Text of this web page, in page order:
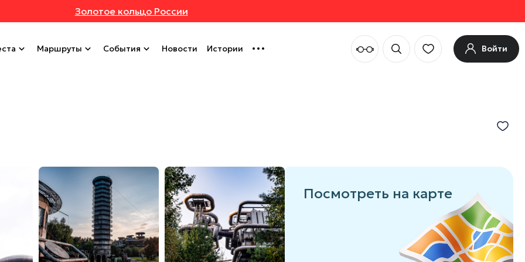
Золотое кольцо России
Маршруты События Новости Истории Войти
Посмотреть на карте